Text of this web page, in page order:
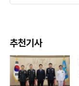
추천기사